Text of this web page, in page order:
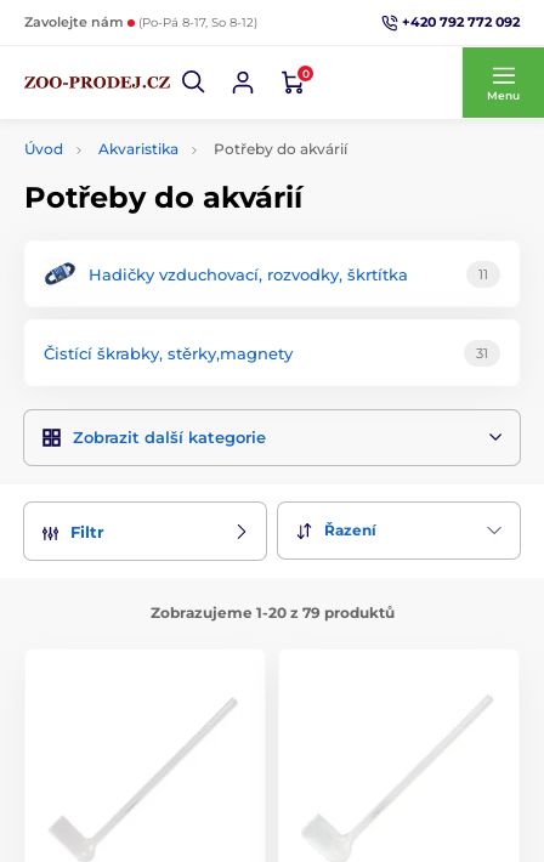
Zavolejte nám (Po-Pá 8-17, So 8-12) +420 792 772 092
0
Menu
Úvod Akvaristika Potřeby do akvárií
Potřeby do akvárií
Hadičky vzduchovací, rozvodky, škrtítka 11
Čistící škrabky, stěrky,magnety 31
Zobrazit další kategorie
Filtr Řazení
Zobrazujeme 1-20 z 79 produktů